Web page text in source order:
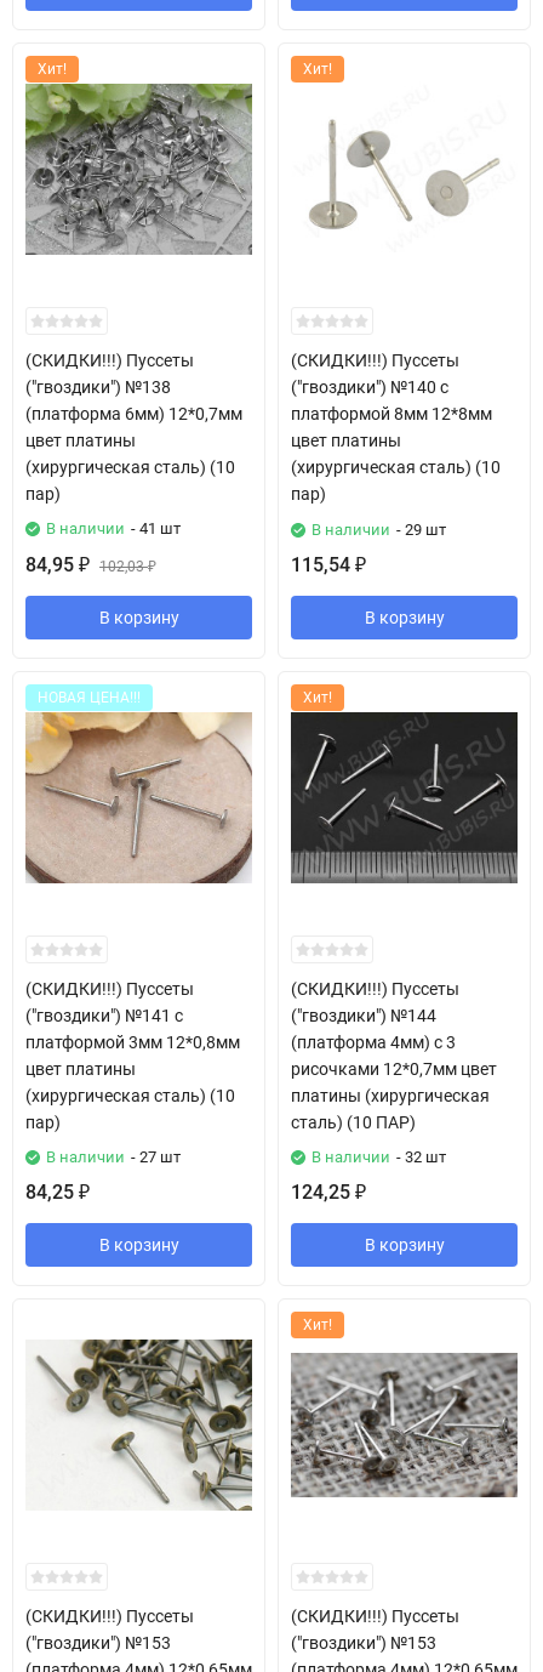
Хит!
(СКИДКИ!!!) Пуссеты
("гвоздики") №138
(платформа 6мм) 12*0,7мм
цвет платины
(хирургическая сталь) (10
пар)
В наличии - 41 шт
84,95 ₽ 102,03₽
В корзину
Хит!
(СКИДКИ!!!) Пуссеты
("гвоздики") №140 с
платформой 8мм 12*8мм
цвет платины
(хирургическая сталь) (10
пар)
В наличии - 29 шт
115,54 ₽
В корзину
НОВАЯ ЦЕНА!!!
(СКИДКИ!!!) Пуссеты
("гвоздики") №141 с
платформой 3мм 12*0,8мм
цвет платины
(хирургическая сталь) (10
пар)
В наличии - 27 шт
84,25 ₽
В корзину
Хит!
(СКИДКИ!!!) Пуссеты
("гвоздики") №144
(платформа 4мм) с 3
рисочками 12*0,7мм цвет
платины (хирургическая
сталь) (10 ПАР)
В наличии - 32 шт
124,25 ₽
В корзину
(СКИДКИ!!!) Пуссеты
("гвоздики") №153
Хит!
(СКИДКИ!!!) Пуссеты
("гвоздики") №153